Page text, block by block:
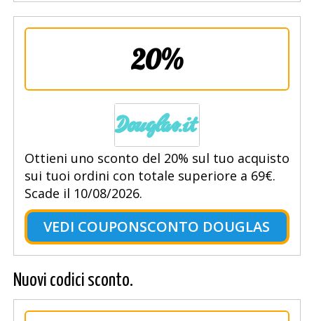
20%
Ottieni uno sconto del 20% sul tuo acquisto
sui tuoi ordini con totale superiore a 69€.
Scade il 10/08/2026.
VEDI COUPONSCONTO DOUGLAS
Nuovi codici sconto.